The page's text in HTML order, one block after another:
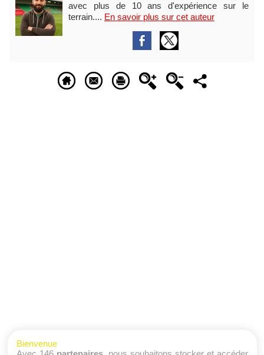
avec plus de 10 ans d'expérience sur le
terrain.... En savoir plus sur cet auteur
Bienvenue